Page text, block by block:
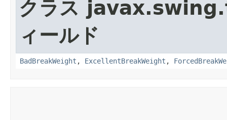
クラス
ィールド
BadBreakWeight , ExcellentBreakWeight ,